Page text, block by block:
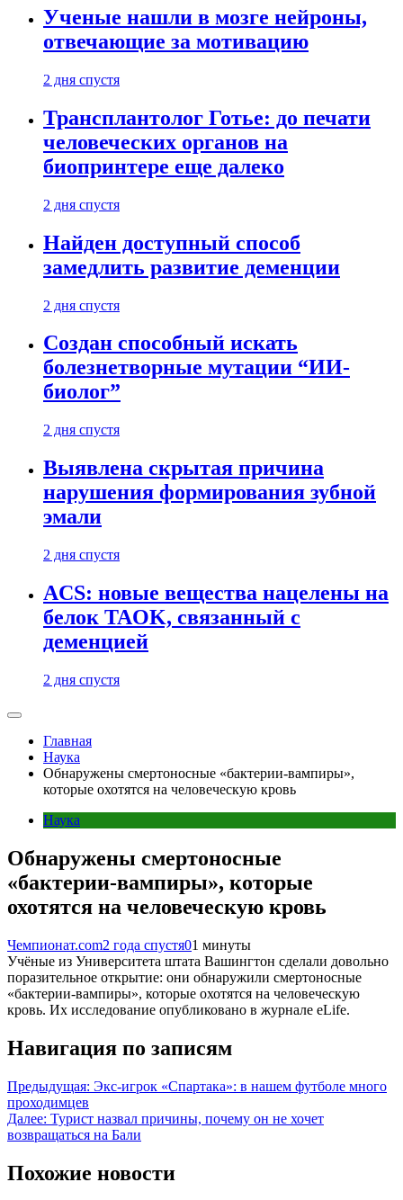
Ученые нашли в мозге нейроны,
отвечающие за мотивацию
2 дня спустя
Трансплантолог Готье: до печати
человеческих органов на
биопринтере еще далеко
2 дня спустя
Найден доступный способ
замедлить развитие деменции
2 дня спустя
Создан способный искать
болезнетворные мутации “ИИ-
биолог”
2 дня спустя
Выявлена скрытая причина
нарушения формирования зубной
эмали
2 дня спустя
ACS: новые вещества нацелены на
белок TAOK, связанный с
деменцией
2 дня спустя
Главная
Наука
Обнаружены смертоносные «бактерии-вампиры»,
которые охотятся на человеческую кровь
Наука
Обнаружены смертоносные
«бактерии-вампиры», которые
охотятся на человеческую кровь
Чемпионат.com2 года спустя01 минуты
Учёные из Университета штата Вашингтон сделали довольно
поразительное открытие: они обнаружили смертоносные
«бактерии-вампиры», которые охотятся на человеческую
кровь. Их исследование опубликовано в журнале eLife.
Навигация по записям
Предыдущая: Экс-игрок «Спартака»: в нашем футболе много
проходимцев
Далее: Турист назвал причины, почему он не хочет
возвращаться на Бали
Похожие новости